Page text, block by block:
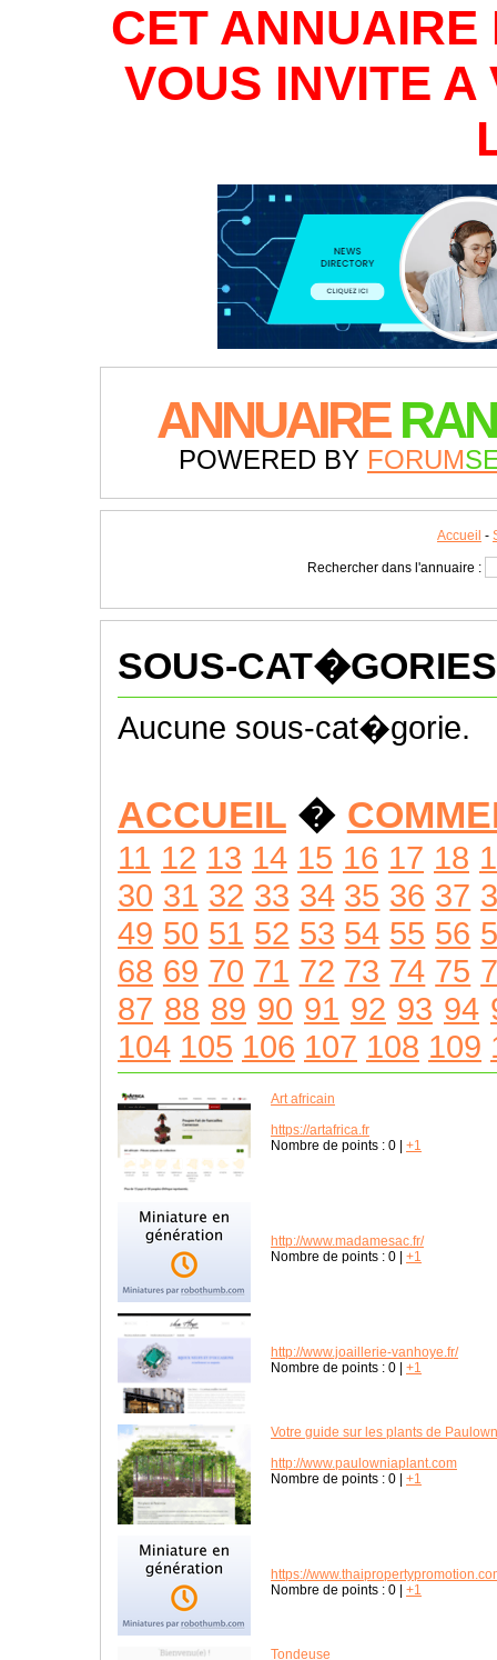
CET
VOUS INVITE A
ANNUAIRE
POWERED BY FORUM
Accueil -
Rechercher dans l'annuaire :
SOUS-CAT�GORIES
Aucune sous-cat�gorie.
ACCUEIL �
11 12 13 14 15 16 17 18
30 31 32 33 34 35 36 37
49 50 51 52 53 54 55 56
68 69 70 71 72 73 74 75
87 88 89 90 91 92 93 94
104 105 106 107 108 109
Art africain
https://artafrica.fr
Nombre de points : 0 +1
http://www.madamesac.fr/
Nombre de points : 0 +1
http://www.joaillerie-vanhoye.fr/
Nombre de points : 0 +1
Votre guide sur les plants de
http://www.paulowniaplant.com
Nombre de points : 0 +1
https://
Nombre de points : 0 +1
Tondeuse